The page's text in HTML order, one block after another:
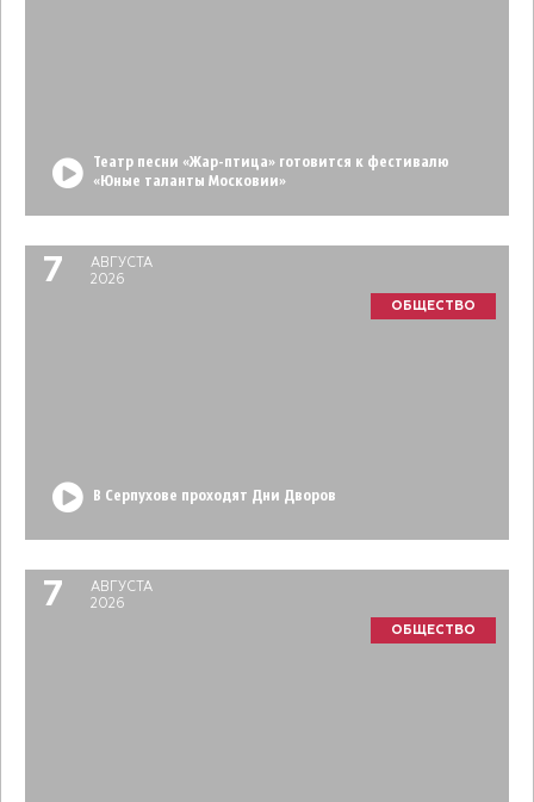
Театр песни «Жар-птица» готовится к фестивалю
«Юные таланты Московии»
7
АВГУСТА
2026
ОБЩЕСТВО
В Серпухове проходят Дни Дворов
7
АВГУСТА
2026
ОБЩЕСТВО